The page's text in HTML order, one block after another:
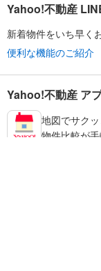
Yahoo!不動産
新着物件をいち早く
便利な機能のご紹介
Yahoo!不動産 ア
地図でサク
物件比較が